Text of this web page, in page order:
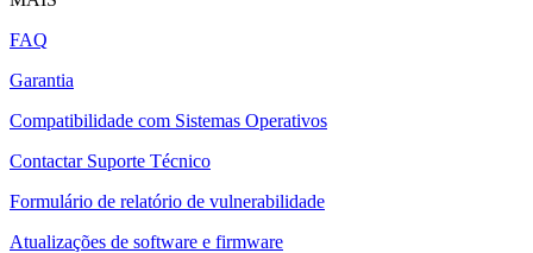
FAQ
Garantia
Compatibilidade com Sistemas Operativos
Contactar Suporte Técnico
Formulário de relatório de vulnerabilidade
Atualizações de software e firmware